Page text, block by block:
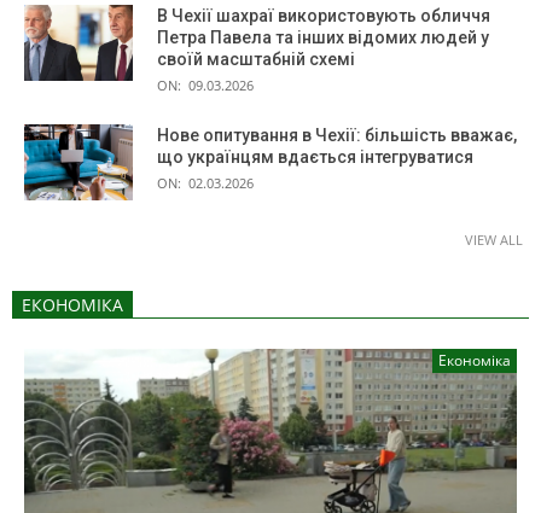
В Чехії шахраї використовують обличчя
Петра Павела та інших відомих людей у
своїй масштабній схемі
ON: 09.03.2026
Нове опитування в Чехії: більшість вважає,
що українцям вдається інтегруватися
ON: 02.03.2026
VIEW ALL
ЕКОНОМІКА
Економіка